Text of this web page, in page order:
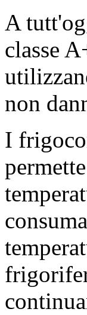
A
classe
non
I